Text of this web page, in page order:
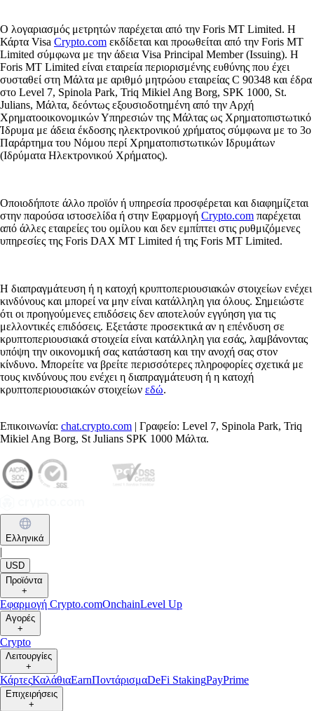
Ο λογαριασμός μετρητών παρέχεται από την Foris MT Limited. Η
Κάρτα Visa Crypto.com εκδίδεται και προωθείται από την Foris MT
Limited σύμφωνα με την άδεια Visa Principal Member (Issuing). Η
Foris MT Limited είναι εταιρεία περιορισμένης ευθύνης που έχει
συσταθεί στη Μάλτα με αριθμό μητρώου εταιρείας C 90348 και έδρα
στο Level 7, Spinola Park, Triq Mikiel Ang Borg, SPK 1000, St.
Julians, Μάλτα, δεόντως εξουσιοδοτημένη από την Αρχή
Χρηματοοικονομικών Υπηρεσιών της Μάλτας ως Χρηματοπιστωτικό
Ίδρυμα με άδεια έκδοσης ηλεκτρονικού χρήματος σύμφωνα με το 3ο
Παράρτημα του Νόμου περί Χρηματοπιστωτικών Ιδρυμάτων
(Ιδρύματα Ηλεκτρονικού Χρήματος).
Οποιοδήποτε άλλο προϊόν ή υπηρεσία προσφέρεται και διαφημίζεται
στην παρούσα ιστοσελίδα ή στην Εφαρμογή Crypto.com παρέχεται
από άλλες εταιρείες του ομίλου και δεν εμπίπτει στις ρυθμιζόμενες
υπηρεσίες της Foris DAX MT Limited ή της Foris MT Limited.
Η διαπραγμάτευση ή η κατοχή κρυπτοπεριουσιακών στοιχείων ενέχει
κινδύνους και μπορεί να μην είναι κατάλληλη για όλους. Σημειώστε
ότι οι προηγούμενες επιδόσεις δεν αποτελούν εγγύηση για τις
μελλοντικές επιδόσεις. Εξετάστε προσεκτικά αν η επένδυση σε
κρυπτοπεριουσιακά στοιχεία είναι κατάλληλη για εσάς, λαμβάνοντας
υπόψη την οικονομική σας κατάσταση και την ανοχή σας στον
κίνδυνο. Μπορείτε να βρείτε περισσότερες πληροφορίες σχετικά με
τους κινδύνους που ενέχει η διαπραγμάτευση ή η κατοχή
κρυπτοπεριουσιακών στοιχείων εδώ.
Επικοινωνία: chat.crypto.com | Γραφείο: Level 7, Spinola Park, Triq
Mikiel Ang Borg, St Julians SPK 1000 Μάλτα.
Ελληνικά
|
USD
Προϊόντα
+
Εφαρμογή Crypto.comOnchainLevel Up
Αγορές
+
Crypto
Λειτουργίες
+
ΚάρτεςΚαλάθιαEarnΠοντάρισμαDeFi StakingPayPrime
Επιχειρήσεις
+